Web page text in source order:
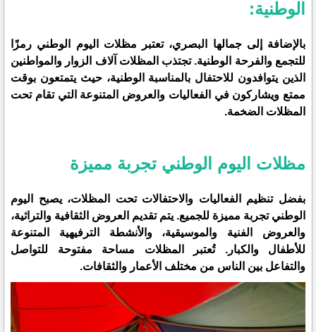
الوطنية:
بالإضافة إلى جمالها البصري، تعتبر مظلات اليوم الوطني رمزًا
للتجمع والفرحة الوطنية. تجتذب المظلات آلاف الزوار والمواطنين
الذين يتوافدون للاحتفال بالمناسبة الوطنية، حيث يتمتعون بوقت
ممتع ويشاركون في الفعاليات والعروض المتنوعة التي تقام تحت
المظلات الضخمة.
مظلات اليوم الوطني تجربة مميزة
بفضل تنظيم الفعاليات والاحتفالات تحت المظلات، يصبح اليوم
الوطني تجربة مميزة للجميع. يتم تقديم العروض الثقافية والتراثية،
والعروض الفنية والموسيقية، والأنشطة الترفيهية المتنوعة
للأطفال والكبار. تُعتبر المظلات مساحة مفتوحة للتواصل
والتفاعل بين الناس من مختلف الأعمار والثقافات.